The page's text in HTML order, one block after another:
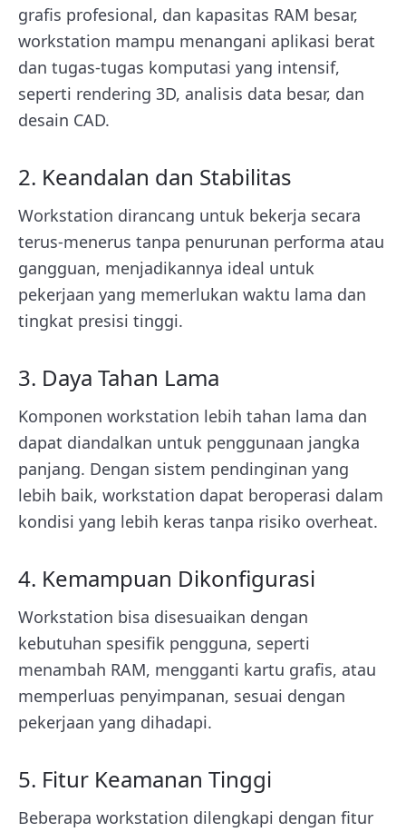
grafis profesional, dan kapasitas RAM besar,
workstation mampu menangani aplikasi berat
dan tugas-tugas komputasi yang intensif,
seperti rendering 3D, analisis data besar, dan
desain CAD.
2. Keandalan dan Stabilitas
Workstation dirancang untuk bekerja secara
terus-menerus tanpa penurunan performa atau
gangguan, menjadikannya ideal untuk
pekerjaan yang memerlukan waktu lama dan
tingkat presisi tinggi.
3. Daya Tahan Lama
Komponen workstation lebih tahan lama dan
dapat diandalkan untuk penggunaan jangka
panjang. Dengan sistem pendinginan yang
lebih baik, workstation dapat beroperasi dalam
kondisi yang lebih keras tanpa risiko overheat.
4. Kemampuan Dikonfigurasi
Workstation bisa disesuaikan dengan
kebutuhan spesifik pengguna, seperti
menambah RAM, mengganti kartu grafis, atau
memperluas penyimpanan, sesuai dengan
pekerjaan yang dihadapi.
5. Fitur Keamanan Tinggi
Beberapa workstation dilengkapi dengan fitur